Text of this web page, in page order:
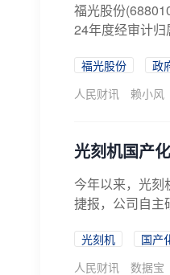
福光股份
24年度经审计
福光股份 政
人民财讯
赖小风
光刻机国产
今年以来，光刻
捷报，公司自主
光刻机 国产
人民财讯
数据宝